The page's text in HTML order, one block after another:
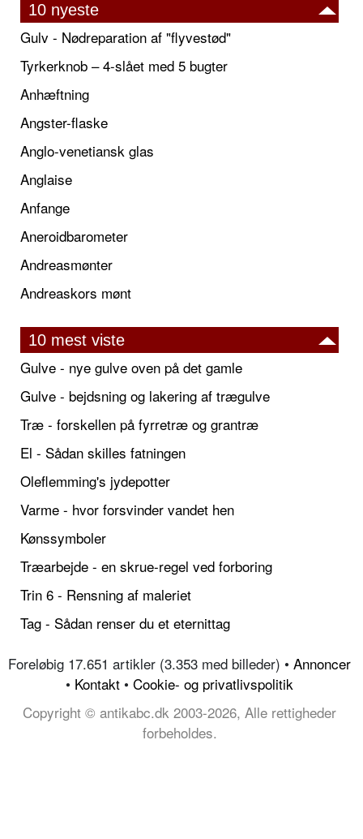
10 nyeste
Gulv - Nødreparation af "flyvestød"
Tyrkerknob – 4-slået med 5 bugter
Anhæftning
Angster-flaske
Anglo-venetiansk glas
Anglaise
Anfange
Aneroidbarometer
Andreasmønter
Andreaskors mønt
10 mest viste
Gulve - nye gulve oven på det gamle
Gulve - bejdsning og lakering af trægulve
Træ - forskellen på fyrretræ og grantræ
El - Sådan skilles fatningen
Oleflemming's jydepotter
Varme - hvor forsvinder vandet hen
Kønssymboler
Træarbejde - en skrue-regel ved forboring
Trin 6 - Rensning af maleriet
Tag - Sådan renser du et eternittag
Foreløbig 17.651 artikler (3.353 med billeder) • Annoncer
• Kontakt • Cookie- og privatlivspolitik
Copyright © antikabc.dk 2003-2026, Alle rettigheder
forbeholdes.